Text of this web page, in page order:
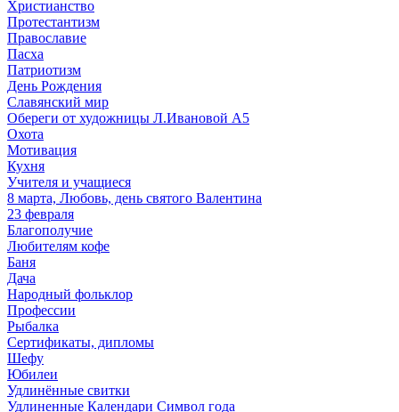
Христианство
Протестантизм
Православие
Пасха
Патриотизм
День Рождения
Славянский мир
Обереги от художницы Л.Ивановой А5
Охота
Мотивация
Кухня
Учителя и учащиеся
8 марта, Любовь, день святого Валентина
23 февраля
Благополучие
Любителям кофе
Баня
Дача
Народный фольклор
Профессии
Рыбалка
Сертификаты, дипломы
Шефу
Юбилеи
Удлинённые свитки
Удлиненные Календари Символ года